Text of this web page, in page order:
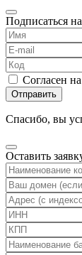
Подписаться
Согласен
Отправить
Спасибо, вы
Оставить